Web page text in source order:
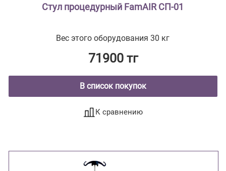
Стул процедурный FamAIR СП-01
Вес этого оборудования 30 кг
71900 тг
В список покупок
К сравнению